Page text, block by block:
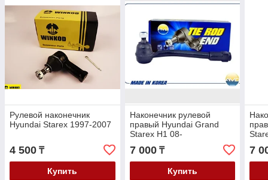
Рулевой наконечник
Hyundai Starex 1997-2007
4 500 ₸
Купить
Наконечник рулевой
правый Hyundai Grand
Starex H1 08-
7 000₸
Купить
7